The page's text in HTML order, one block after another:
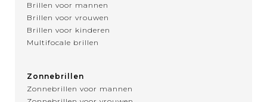
Brillen voor mannen
Brillen voor vrouwen
Brillen voor kinderen
Multifocale brillen
Zonnebrillen
Zonnebrillen voor mannen